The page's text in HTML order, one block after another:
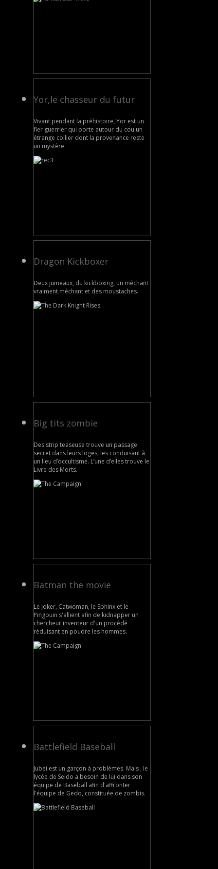
Yor,le chasseur du futur
Vivant pendant la préhistoire, Yor est un
fier guerrier qui porte autour du cou un
étrange collier dont la provenance reste
un mystère.
Dragon Kickboxer
Deux jumeaux, du kickboxing, un méchant
vraiment méchant et des moustaches.
Big tits zombie
Des strip teaseuse trouve un passage
secret dans leurs loges, les conduisant à
un lieu d’occultisme. L’une d’elles trouve le
Livre des Morts.
Batman the movie
Le Joker, Catwoman, le Sphinx et le
Pingouin s'allient afin de kidnapper un
chercheur inventeur d'un procédé
réduisant en poudre les hommes.
Battlefield Baseball
Jubei est un garçon à problèmes. Mais , le
lycée de Seido a besoin de lui dans son
équipe de Baseball afin d'affronter
l'équipe de Gedo, constituée de zombis.